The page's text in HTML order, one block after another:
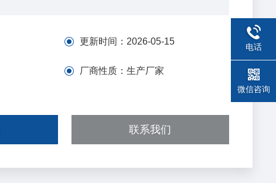
更新时间： 2026-05-15
厂商性质：生产厂家
联系我们
电话
微信咨询